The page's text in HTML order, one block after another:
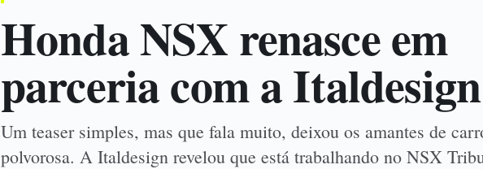
Honda NSX renasce em
parceria com a Italdesign
Um teaser simples, mas que fala muito, deixou os amantes de
polvorosa. A Italdesign revelou que está trabalhando no NSX